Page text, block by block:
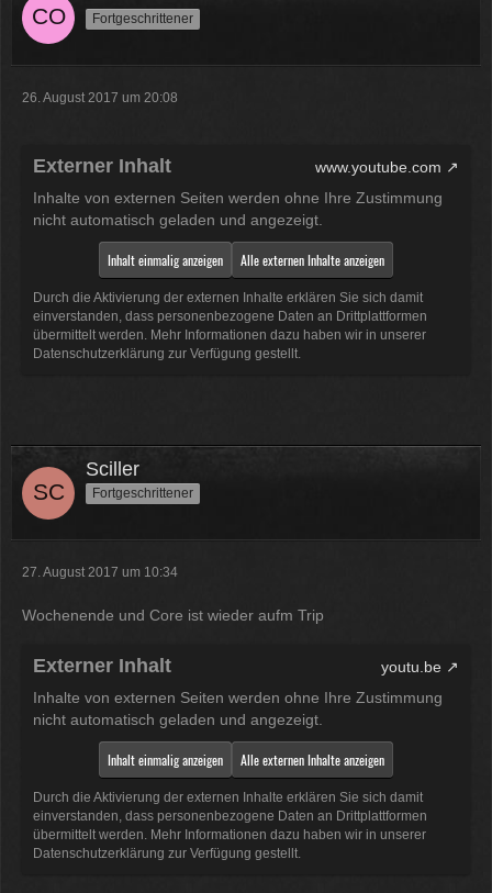
Fortgeschrittener
26. August 2017 um 20:08
Externer Inhalt
www.youtube.com
Inhalte von externen Seiten werden ohne Ihre Zustimmung
nicht automatisch geladen und angezeigt.
Inhalt einmalig anzeigen Alle externen Inhalte anzeigen
Durch die Aktivierung der externen Inhalte erklären Sie sich damit
einverstanden, dass personenbezogene Daten an Drittplattformen
übermittelt werden. Mehr Informationen dazu haben wir in unserer
Datenschutzerklärung zur Verfügung gestellt.
Sciller
Fortgeschrittener
27. August 2017 um 10:34
Wochenende und Core ist wieder aufm Trip
Externer Inhalt
youtu.be
Inhalte von externen Seiten werden ohne Ihre Zustimmung
nicht automatisch geladen und angezeigt.
Inhalt einmalig anzeigen Alle externen Inhalte anzeigen
Durch die Aktivierung der externen Inhalte erklären Sie sich damit
einverstanden, dass personenbezogene Daten an Drittplattformen
übermittelt werden. Mehr Informationen dazu haben wir in unserer
Datenschutzerklärung zur Verfügung gestellt.